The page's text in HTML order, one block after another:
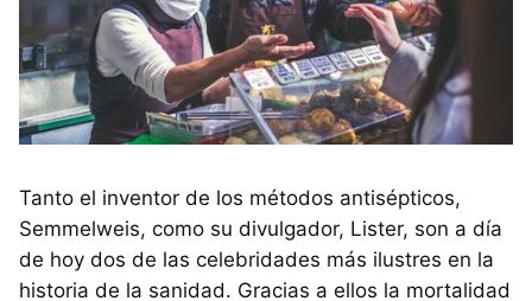
Tanto el inventor de los métodos antisépticos,
Semmelweis, como su divulgador, Lister, son a día
de hoy dos de las celebridades más ilustres en la
historia de la sanidad. Gracias a ellos la mortalidad